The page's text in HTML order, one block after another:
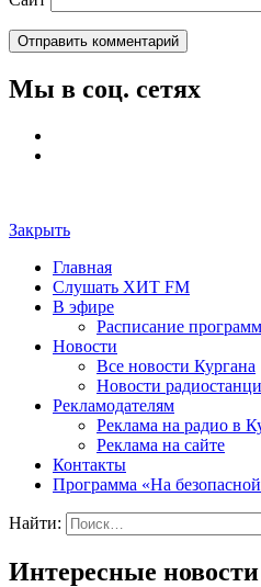
Мы в соц. сетях
Закрыть
Главная
Слушать ХИТ FM
В эфире
Расписание программ
Новости
Все новости Кургана
Новости
Рекламодателям
Реклама на радио в
Реклама на сайте
Контакты
Программа «На
Найти:
Интересные новости